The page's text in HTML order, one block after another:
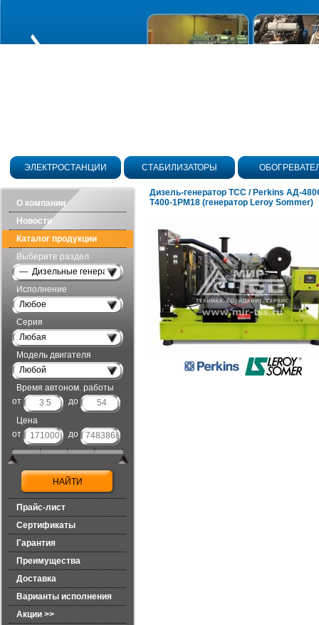
ЭЛЕКТРОСТАНЦИИ СТАБИЛИЗАТОРЫ
О компании
Новости
Каталог продукции
Выберите раздел
— Дизельные генераторы открытого исполнения
Исполнение
Любое
Серия
Любая
Модель двигателя
Любой
Время автоном. работы
от
до
Цена
от
до
Прайс-лист
Сертификаты
Гарантия
Преимущества
Доставка
Варианты исполнения
Акции >>
Дизель-генератор ТСС / Perkins АД-
Т400-1РМ18 (генератор Leroy Sommer)